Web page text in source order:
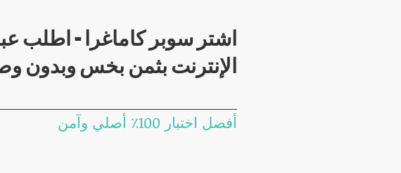
اشتر سوبر كاماغرا - اطلب
الإنترنت بثمن بخس وبدون
أفضل اختبار 100٪ أصلي وآمن